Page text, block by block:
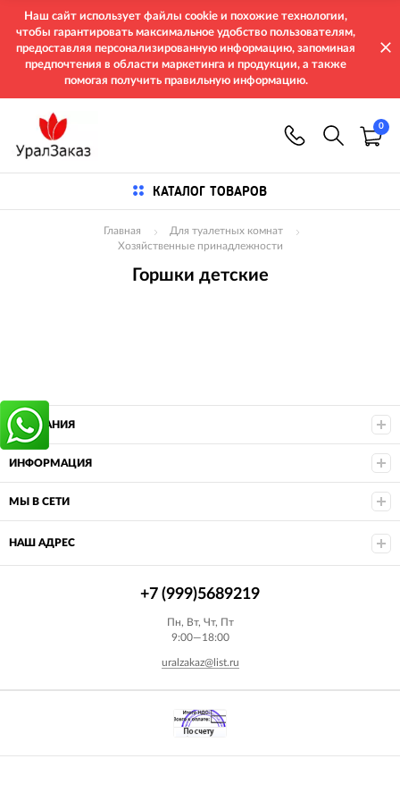
Наш сайт использует файлы cookie и похожие технологии,
чтобы гарантировать максимальное удобство пользователям,
предоставляя персонализированную информацию, запоминая
предпочтения в области маркетинга и продукции, а также
помогая получить правильную информацию.
0
КАТАЛОГ ТОВАРОВ
Главная
Для туалетных комнат
Хозяйственные принадлежности
Горшки детские
КОМПАНИЯ
ИНФОРМАЦИЯ
МЫ В СЕТИ
НАШ АДРЕС
+7 (999)5689219
Пн, Вт, Чт, Пт
9:00—18:00
uralzakaz@list.ru